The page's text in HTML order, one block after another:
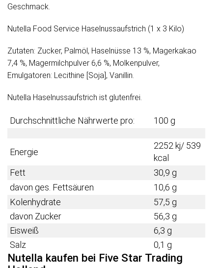
Geschmack.
Nutella Food Service Haselnussaufstrich (1 x 3 Kilo)
Zutaten: Zucker, Palmöl, Haselnüsse 13 %, Magerkakao
7,4 %, Magermilchpulver 6,6 %, Molkenpulver,
Emulgatoren: Lecithine [Soja], Vanillin.
Nutella Haselnussaufstrich ist glutenfrei.
Durchschnittliche Nährwerte pro: 100 g
Energie
2252 kj/ 539
kcal
Fett
30,9 g
davon ges. Fettsäuren
10,6 g
Kolenhydrate
57,5 g
davon Zucker
56,3 g
Eisweiß
6,3 g
Salz
0,1 g
Nutella kaufen bei Five Star Trading